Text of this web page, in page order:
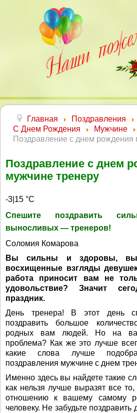
Главная
Поздравления
С Днем Рождения
Мужчине
Поздравление с днем рождения
Поздравление с днем
мужчине тренеру
-3|15 °C
Спешите поздравить
выносливых — тренеров!
Соломия Комарова
Вы сильны и здоровы,
восхищенные взгляды
работа приносит вам не
удовольствие? Значит
праздник.
День тренера! В этот день
поздравить большое
родных вам людей. Но на
проблема? Как же это лучше
какие слова лучше
поздравления мужчине с днем
Именно здесь вы найдете такие
как нельзя лучше выразят все
отношению к вашему самому
человеку. Не забудьте поздравить